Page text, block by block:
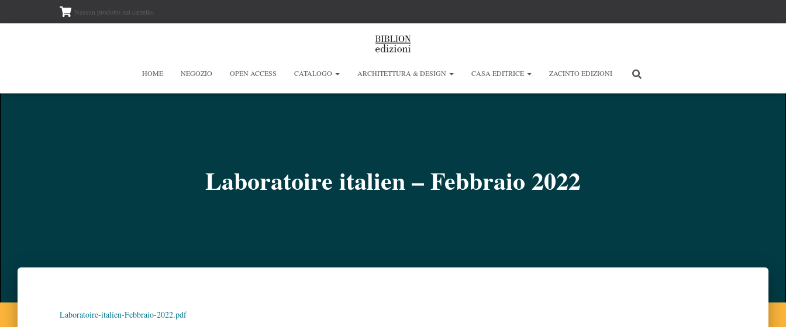
Nessun prodotto nel carrello.
HOME NEGOZIO OPEN ACCESS CATALOGO ARCHITETTURA & DESIGN CASA EDITRICE ZACINTO EDIZIONI
Laboratoire italien – Febbraio 2022
Laboratoire-italien-Febbraio-2022.pdf